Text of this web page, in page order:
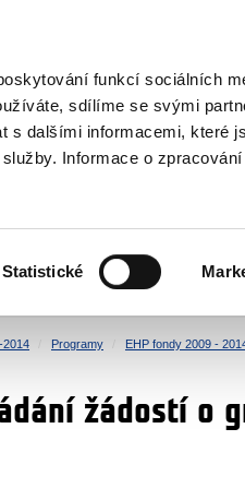
funkcí sociálních
sdílíme se svými
s dalšími informacemi, které
Informace o
Statistické SPRAVEDLNOST
2014 Programy EHP fondy 2009 -
žádostí o